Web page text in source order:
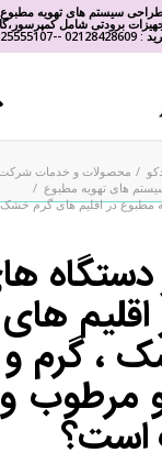
سیستم های تهویه
برودتی شامل
:
02128428609
-
-
/ محصولات و خدمات شرکت
های تهویه مطبوع /
مطبوع در اقلیم های گرم
دستگاه
، گرم
مرطوب